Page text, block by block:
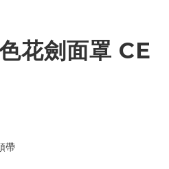
花劍面罩 CE
帶